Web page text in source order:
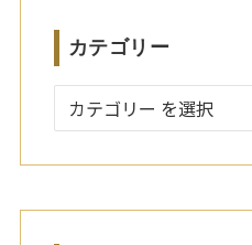
カテゴリー